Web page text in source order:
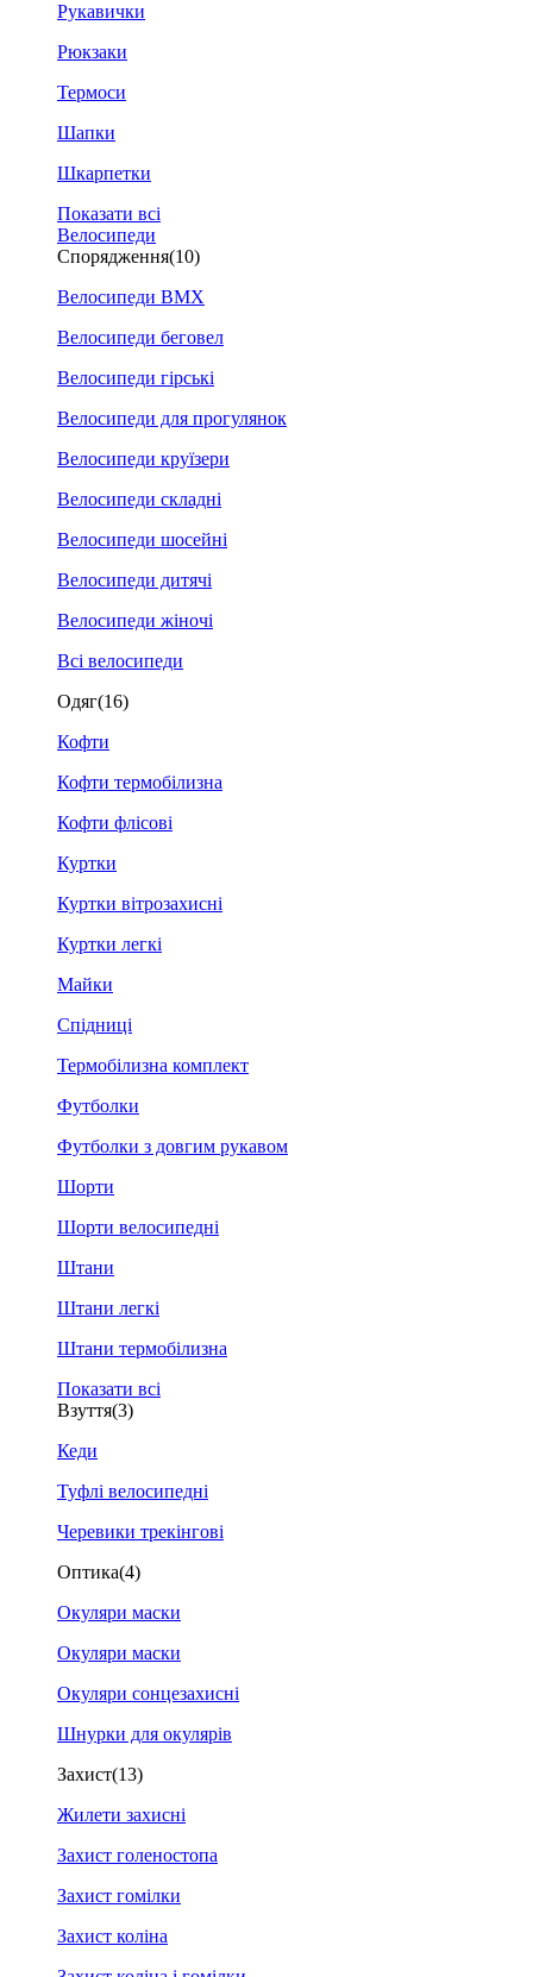
Рукавички
Рюкзаки
Термоси
Шапки
Шкарпетки
Показати всі
Велосипеди
Спорядження(10)
Велосипеди BMX
Велосипеди беговел
Велосипеди гірські
Велосипеди для прогулянок
Велосипеди круїзери
Велосипеди складні
Велосипеди шосейні
Велосипеди дитячі
Велосипеди жіночі
Всі велосипеди
Одяг(16)
Кофти
Кофти термобілизна
Кофти флісові
Куртки
Куртки вітрозахисні
Куртки легкі
Майки
Спідниці
Термобілизна комплект
Футболки
Футболки з довгим рукавом
Шорти
Шорти велосипедні
Штани
Штани легкі
Штани термобілизна
Показати всі
Взуття(3)
Кеди
Туфлі велосипедні
Черевики трекінгові
Оптика(4)
Окуляри маски
Окуляри маски
Окуляри сонцезахисні
Шнурки для окулярів
Захист(13)
Жилети захисні
Захист голеностопа
Захист гомілки
Захист коліна